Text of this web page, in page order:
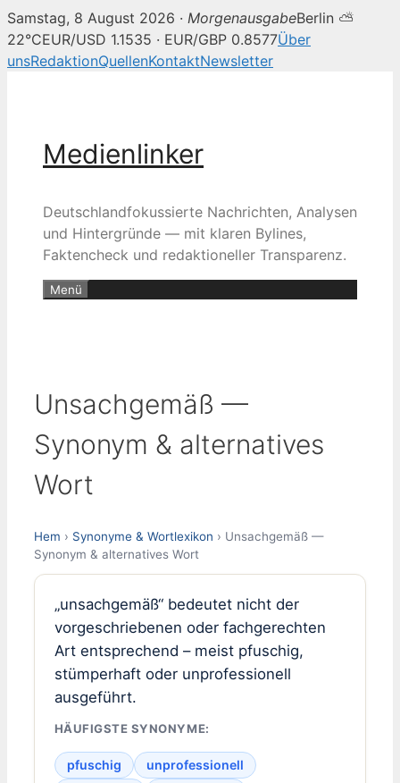
Samstag, 8 August 2026 · MorgenausgabeBerlin ⛅
22°CEUR/USD 1.1535 · EUR/GBP 0.8577Über
unsRedaktionQuellenKontaktNewsletter
Medienlinker
Deutschlandfokussierte Nachrichten, Analysen
und Hintergründe — mit klaren Bylines,
Faktencheck und redaktioneller Transparenz.
Menü
Unsachgemäß —
Synonym & alternatives
Wort
Hem › Synonyme & Wortlexikon › Unsachgemäß —
Synonym & alternatives Wort
„unsachgemäß“ bedeutet nicht der
vorgeschriebenen oder fachgerechten
Art entsprechend – meist pfuschig,
stümperhaft oder unprofessionell
ausgeführt.
HÄUFIGSTE SYNONYME:
pfuschig
unprofessionell